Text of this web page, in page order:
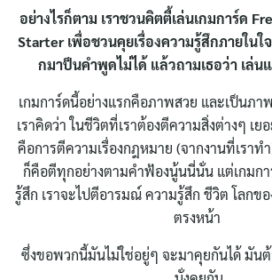
อย่างไรก็ตาม เราชวนคิตตี้เล่นเกมการ์ด
Starter เพื่อชวนคุยเรื่องความรู้สึกภายใน
กมาป็นคำพูดไม่ได้ แล้วถามเธอว่า เล่น
เกมการ์ดนี้อย่างแรกคือภาพสวย และเป็นภา
เราคิดว่า ในชีวิตที่เราต้องตีความสิ่งต่างๆ เย
คือการตีความเรื่องกฎหมาย (จากงานที่เรา
ก็คือตีทุกอย่างตามคำฟ้องนู้นนี่นั่น แต่เกมกา
รู้สึก เราจะไปตีอารมณ์ ความรู้สึก ชีวิต โลกข
ตรงหน้า
ซึ่งขอพวกนี้มันไม่ใช่อยู่ๆ จะมาคุยกันได้ มันต้